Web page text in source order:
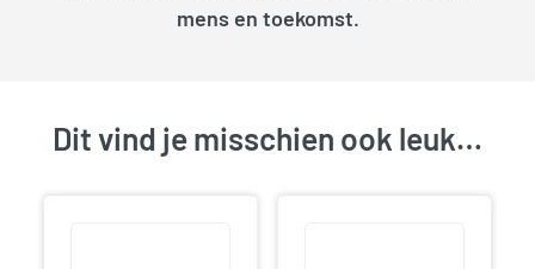
mens en toekomst.
Dit vind je misschien ook leuk…